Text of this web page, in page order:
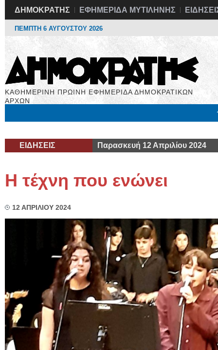
ΔΗΜΟΚΡΑΤΗΣ ΕΦΗΜΕΡΙΔΑ ΜΥΤΙΛΗΝΗΣ
ΠΕΜΠΤΗ 6 ΑΥΓΟΥΣΤΟΥ 2026
ΚΑΘΗΜΕΡΙΝΗ ΠΡΩΙΝΗ ΕΦΗΜΕΡΙΔΑ ΔΗΜΟΚΡΑΤΙΚΩΝ
ΑΡΧΩΝ
ΕΙΔΗΣΕΙΣ Παρασκευή 12 Απριλίου 2024
Η τέχνη που ενώνει
12 ΑΠΡΙΛΙΟΥ 2024